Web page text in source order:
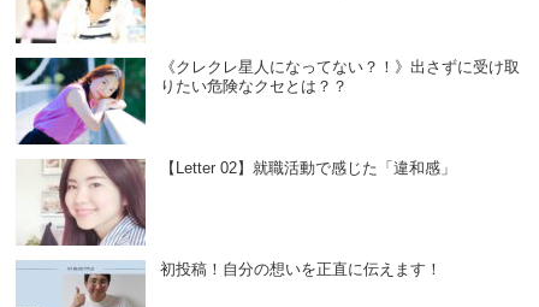
《クレクレ星人になってない？！》出さずに受け取
りたい危険なクセとは？？
【Letter 02】就職活動で感じた「違和感」
初投稿！自分の想いを正直に伝えます！